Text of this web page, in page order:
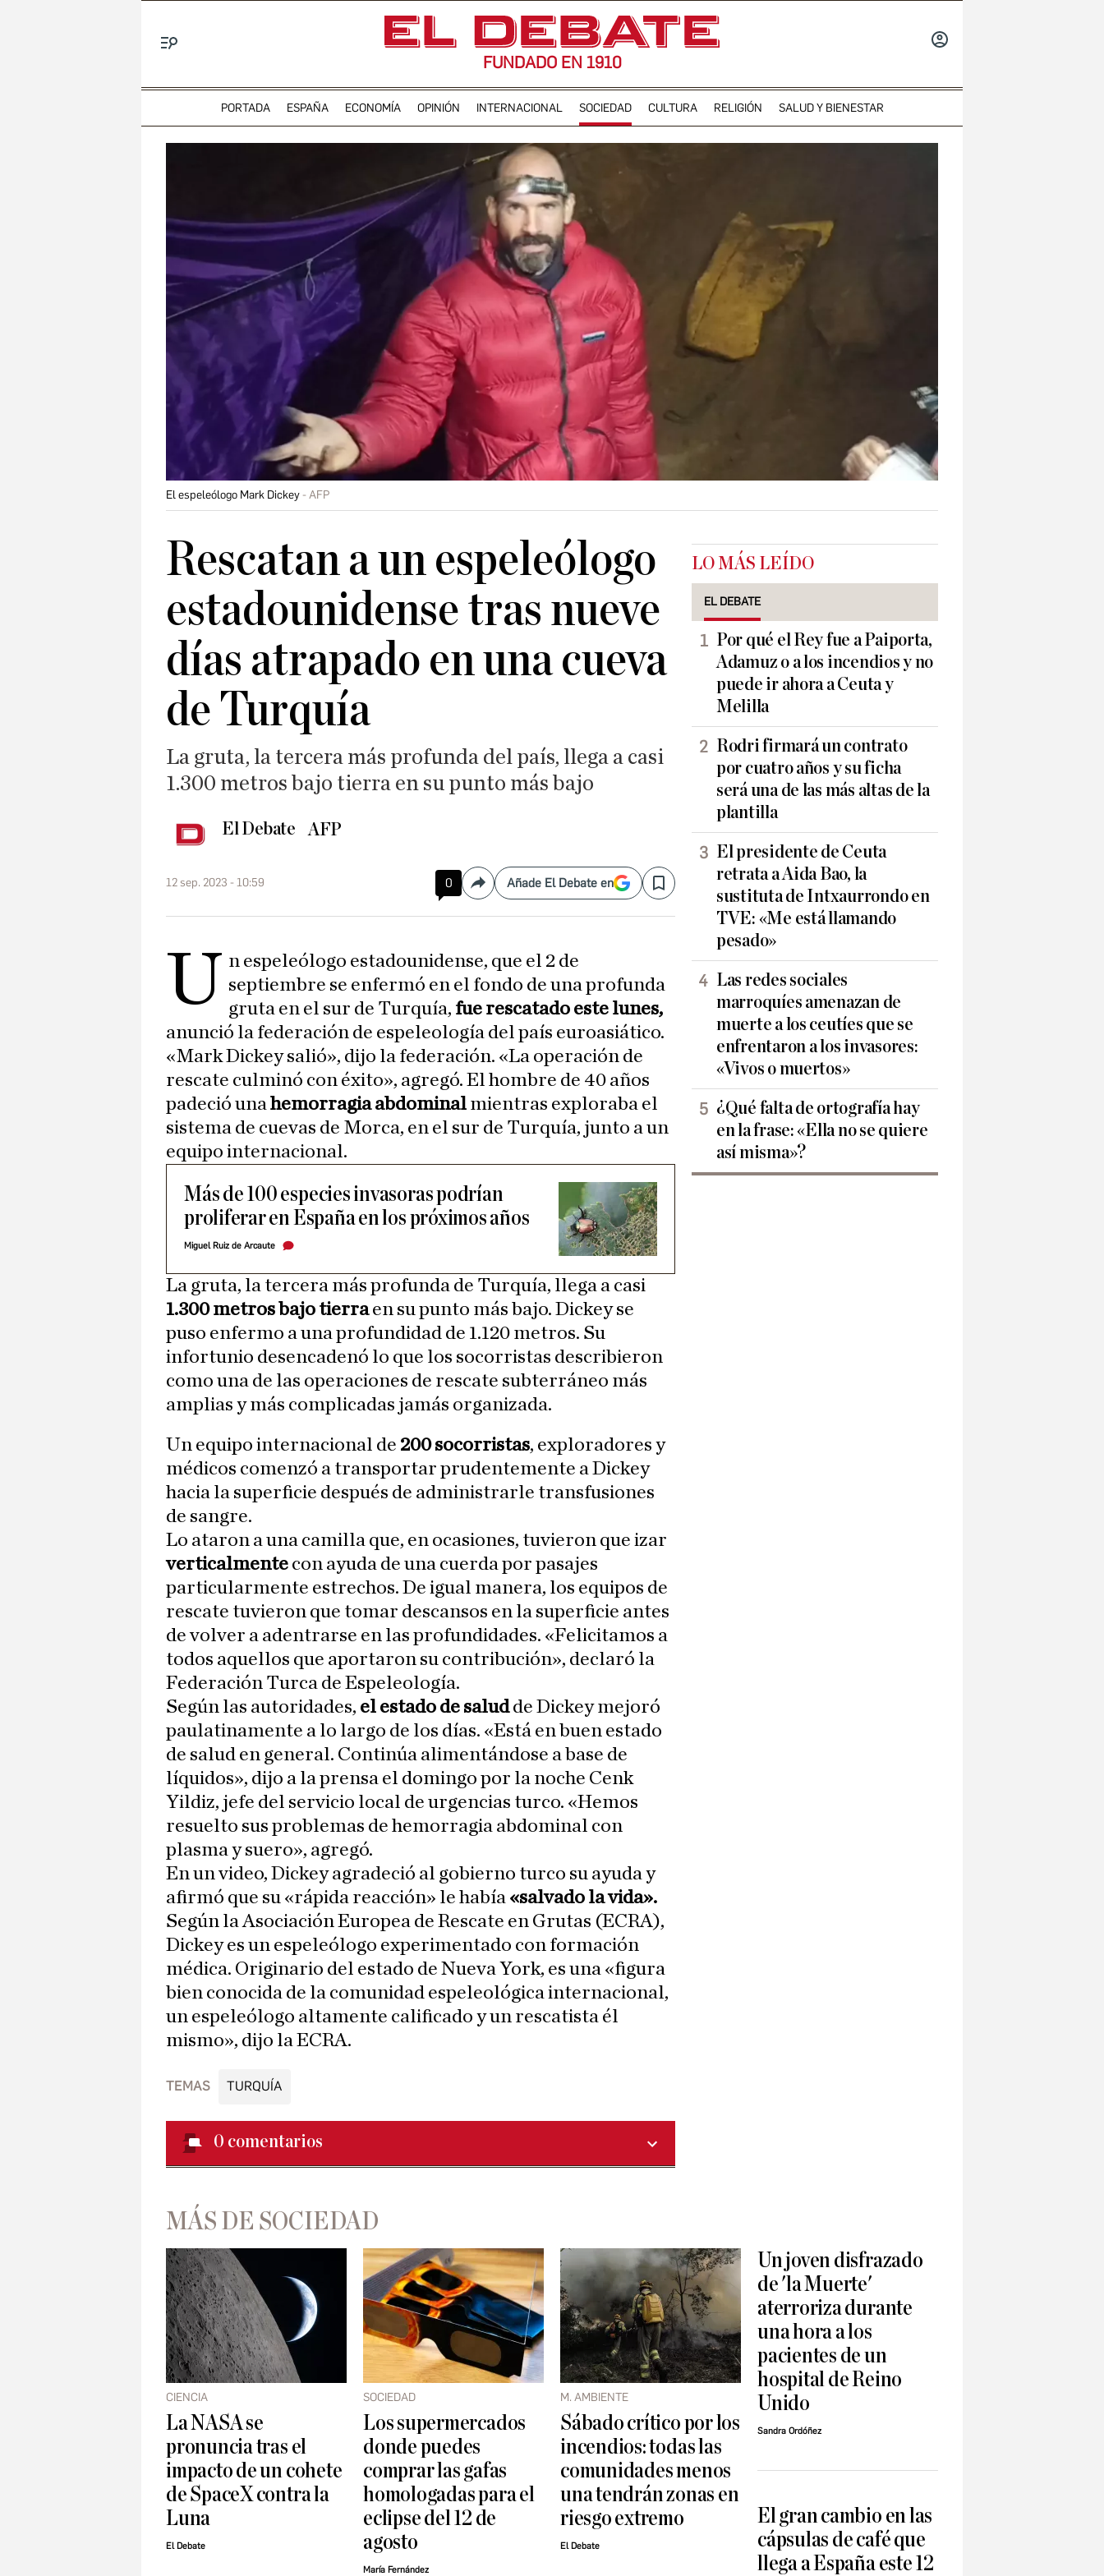
FUNDADO EN 1910
PORTADA ESPAÑA ECONOMÍA OPINIÓN INTERNACIONAL SOCIEDAD CULTURA RELIGIÓN SALUD Y BIENESTAR
El espeleólogo Mark Dickey AFP
Rescatan a un espeleólogo
estadounidense tras nueve
días atrapado en una cueva
de Turquía
La gruta, la tercera más profunda del país, llega a casi
1.300 metros bajo tierra en su punto más bajo
El Debate AFP
12 sep. 2023 - 10:59 0 CompartirAñade El Debate en Save
U n espeleólogo estadounidense, que el 2 de
septiembre se enfermó en el fondo de una profunda
gruta en el sur de Turquía, fue rescatado este lunes,
anunció la federación de espeleología del país euroasiático.
«Mark Dickey salió», dijo la federación. «La operación de
rescate culminó con éxito», agregó. El hombre de 40 años
padeció unahemorragia abdominal mientras exploraba el
sistema de cuevas de Morca, en el sur de Turquía, junto a un
equipo internacional.
Más de 100 especies invasoras podrían
proliferar en España en los próximos años
Miguel Ruiz de Arcaute
La gruta, la tercera más profunda de Turquía, llega a casi
1.300 metros bajo tierraen su punto más bajo. Dickey se
puso enfermo a una profundidad de 1.120 metros. Su
infortunio desencadenó lo que los socorristas describieron
como una de las operaciones de rescate subterráneo más
amplias y más complicadas jamás organizada.
Un equipo internacional de 200 socorristas, exploradores y
médicos comenzó a transportar prudentemente a Dickey
hacia la superficie después de administrarle transfusiones
de sangre.
Lo ataron a una camilla que, en ocasiones, tuvieron que izar
verticalmente con ayuda de una cuerda por pasajes
particularmente estrechos. De igual manera, los equipos de
rescate tuvieron que tomar descansos en la superficie antes
de volver a adentrarse en las profundidades. «Felicitamos a
todos aquellos que aportaron su contribución», declaró la
Federación Turca de Espeleología.
Según las autoridades, el estado de saludde Dickey mejoró
paulatinamente a lo largo de los días. «Está en buen estado
de salud en general. Continúa alimentándose a base de
líquidos», dijo a la prensa el domingo por la noche Cenk
Yildiz, jefe del servicio local de urgencias turco. «Hemos
resuelto sus problemas de hemorragia abdominal con
plasma y suero», agregó.
En un video, Dickey agradeció al gobierno turco su ayuda y
afirmó que su «rápida reacción» le había «salvado la vida».
Según la Asociación Europea de Rescate en Grutas (ECRA),
Dickey es un espeleólogo experimentado con formación
médica. Originario del estado de Nueva York, es una «figura
bien conocida de la comunidad espeleológica internacional,
un espeleólogo altamente calificado y un rescatista él
mismo», dijo la ECRA.
TEMAS TURQUÍA
0 comentarios
LO MÁS LEÍDO
EL DEBATE
Por qué el Rey fue a Paiporta,
Adamuz o a los incendios y no
puede ir ahora a Ceuta y
Melilla
Rodri firmará un contrato
por cuatro años y su ficha
será una de las más altas de la
plantilla
El presidente de Ceuta
retrata a Aida Bao, la
sustituta de Intxaurrondo en
TVE: «Me está llamando
pesado»
Las redes sociales
marroquíes amenazan de
muerte a los ceutíes que se
enfrentaron a los invasores:
«Vivos o muertos»
¿Qué falta de ortografía hay
en la frase: «Ella no se quiere
así misma»?
MÁS DE SOCIEDAD
CIENCIA
La NASA se
pronuncia tras el
impacto de un cohete
de SpaceX contra la
Luna
El Debate
SOCIEDAD
Los supermercados
donde puedes
comprar las gafas
homologadas para el
eclipse del 12 de
agosto
María Fernández
M. AMBIENTE
Sábado crítico por los
incendios: todas las
comunidades menos
una tendrán zonas en
riesgo extremo
El Debate
Un joven disfrazado
de 'la Muerte'
aterroriza durante
una hora a los
pacientes de un
hospital de Reino
Unido
Sandra Ordóñez
El gran cambio en las
cápsulas de café que
llega a España este 12